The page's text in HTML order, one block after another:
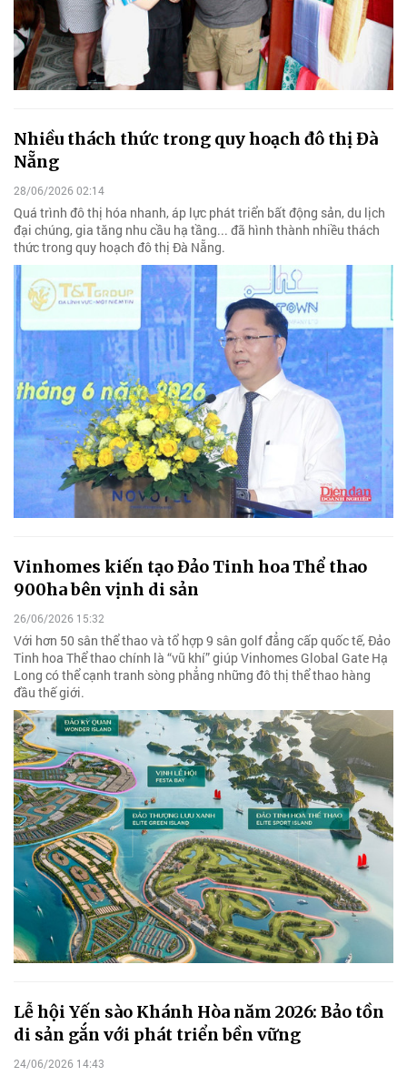
Nhiều thách thức trong quy hoạch đô thị Đà
Nẵng
28/06/2026 02:14
Quá trình đô thị hóa nhanh, áp lực phát triển bất động sản, du lịch
đại chúng, gia tăng nhu cầu hạ tầng... đã hình thành nhiều thách
thức trong quy hoạch đô thị Đà Nẵng.
Vinhomes kiến tạo Đảo Tinh hoa Thể thao
900ha bên vịnh di sản
26/06/2026 15:32
Với hơn 50 sân thể thao và tổ hợp 9 sân golf đẳng cấp quốc tế, Đảo
Tinh hoa Thể thao chính là “vũ khí” giúp Vinhomes Global Gate Hạ
Long có thể cạnh tranh sòng phẳng những đô thị thể thao hàng
đầu thế giới.
Lễ hội Yến sào Khánh Hòa năm 2026: Bảo tồn
di sản gắn với phát triển bền vững
24/06/2026 14:43